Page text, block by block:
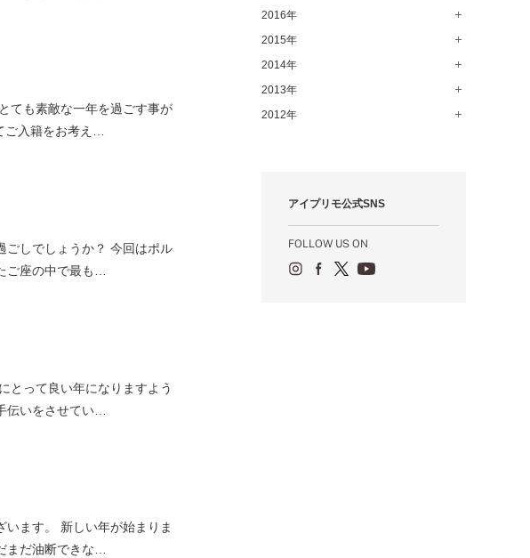
ても素敵な一年を過ごす事が
入籍をお考え…
ごしでしょうか？ 今回はポル
ご座の中で最も…
とって良い年になりますよう
伝いをさせてい…
ます。 新しい年が始まりま
まだ油断できな…
4月（57）
3月（63）
5月（67）
4月（75）
3月（61）
6月（72）
5月（77）
4月（89）
3月（69）
7月（68）
6月（83）
5月（71）
4月（79）
3月（78）
8月（61）
7月（69）
6月（69）
5月（79）
4月（1）
9月（58）
8月（67）
7月（60）
6月（74）
5月（44）
1月（53）
10月（71）
9月（68）
8月（92）
7月（102）
6月（6）
2月（71）
1月（66）
11月（70）
10月（68）
9月（72）
8月（73）
7月（64）
3月（62）
12月（66）
11月（69）
10月（66）
9月（64）
8月（71）
4月（60）
1月（72）
2016年
12月（78）
11月（91）
10月（74）
9月（79）
5月（85）
2015年
12月（71）
11月（62）
10月（66）
6月（66）
2014年
12月（74）
11月（65）
7月（66）
2013年
12月（18）
8月（18）
6月（14）
2012年
9月（15）
7月（22）
アイプリモ公式SNS
FOLLOW US ON